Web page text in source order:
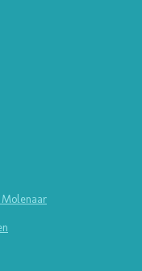
Molenaar